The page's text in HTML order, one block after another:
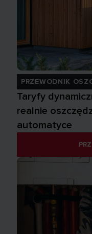
PRZEWODNIK
Taryfy
realnie
automatyce